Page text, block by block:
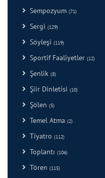
Sempozyum (71)
Sergi (129)
Söyleşi (119)
Sportif Faaliyetler (12)
Şenlik (8)
Şiir Dinletisi (10)
Şölen (5)
Temel Atma (2)
Tiyatro (112)
Toplantı (106)
Tören (115)